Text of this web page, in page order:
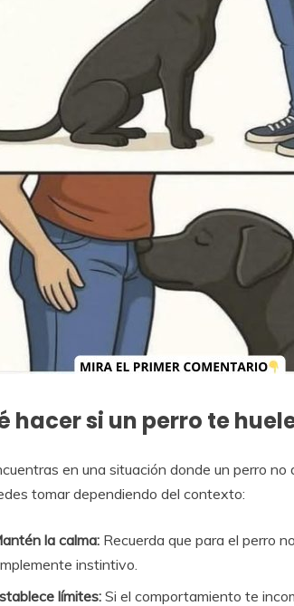
hacer si un perro te
en una situación donde un perro
tomar dependiendo del contexto:
la calma: Recuerda que para el perro
instintivo.
límites: Si el comportamiento te